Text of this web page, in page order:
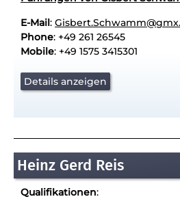
E-Mail:
Phone: +49 261 26545
Mobile: +49 1575 3415301
Details anzeigen
Heinz Gerd Reis
Qualifikationen: